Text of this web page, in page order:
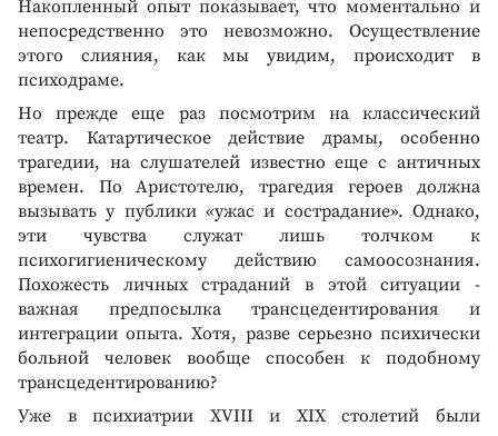
Накопленный опыт показывает, что моментально и
непосредственно это невозможно. Осуществление
этого слияния, как мы увидим, происходит в
психодраме.
Но прежде еще раз посмотрим на классический
театр. Катартическое действие драмы, особенно
трагедии, на слушателей известно еще с античных
времен. По Аристотелю, трагедия героев должна
вызывать у публики «ужас и сострадание». Однако,
эти чувства служат лишь толчком к
психогигиеническому действию самоосознания.
Похожесть личных страданий в этой ситуации -
важная предпосылка трансцедентирования и
интеграции опыта. Хотя, разве серьезно психически
больной человек вообще способен к подобному
трансцедентированию?
Уже в психиатрии XVIII и XIX столетий были